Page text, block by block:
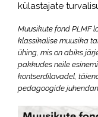
külastajate
Muusikute fond PLMF
klassikalise muusika
ühing, mis on abiks
pakkudes neile
kontserdilavadel,
pedagoogide